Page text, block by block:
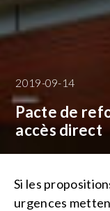
2019-09-14
Pacte de
accès direct
Si les
urgences